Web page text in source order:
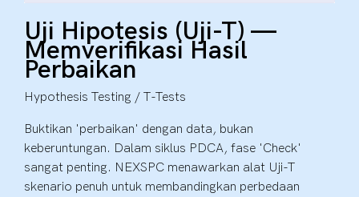
Uji Hipotesis (Uji-T) —
Memverifikasi Hasil
Perbaikan
Hypothesis Testing / T-Tests
Buktikan 'perbaikan' dengan data, bukan
keberuntungan. Dalam siklus PDCA, fase 'Check'
sangat penting. NEXSPC menawarkan alat Uji-T
skenario penuh untuk membandingkan perbedaan